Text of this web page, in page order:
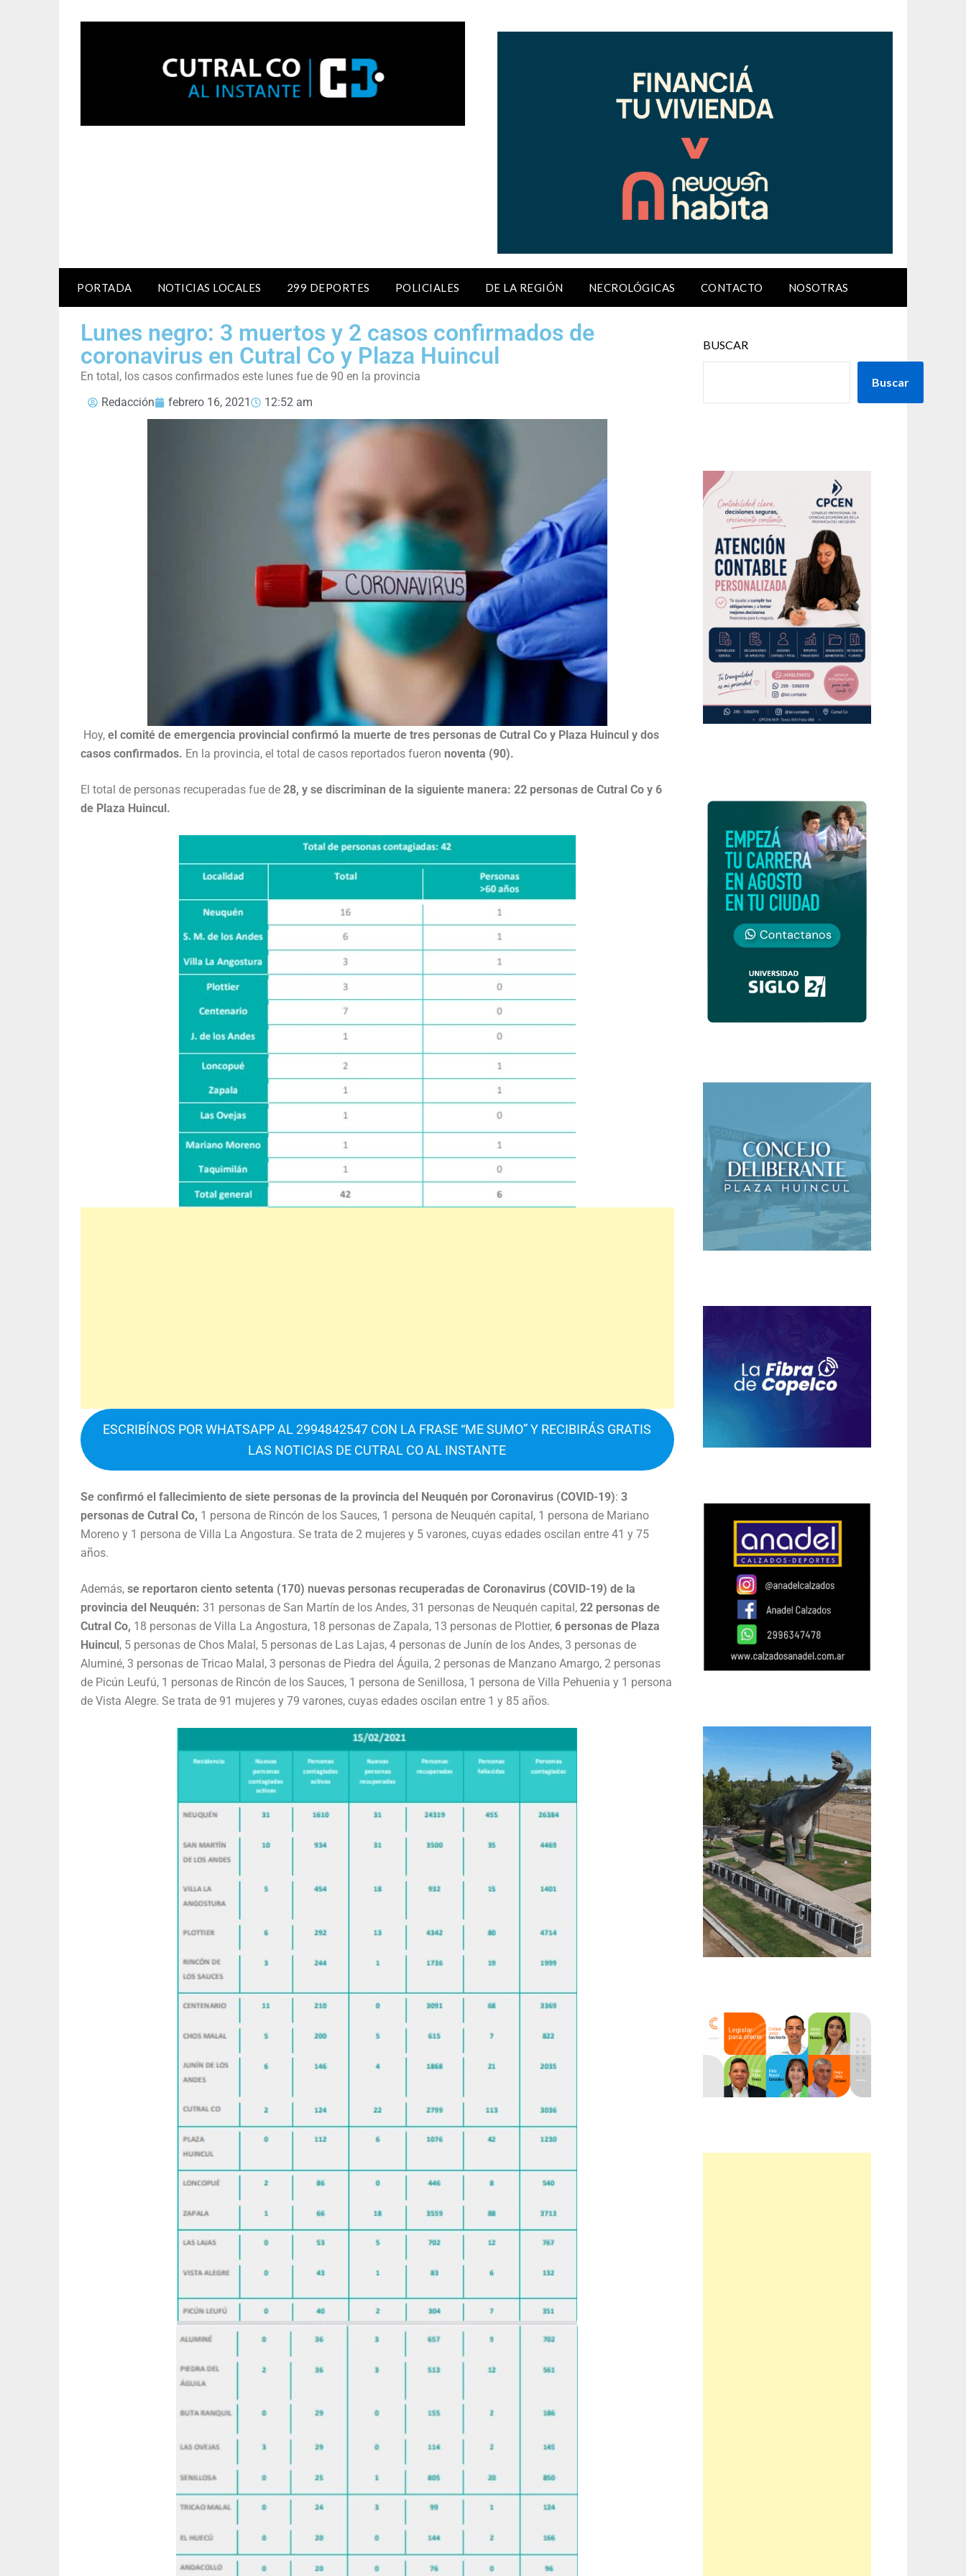
PORTADA NOTICIAS LOCALES 299 DEPORTES POLICIALES DE LA REGIÓN NECROLÓGICAS CONTACTO NOSOTRAS
Lunes negro: 3 muertos y 2 casos confirmados de
coronavirus en Cutral Co y Plaza Huincul
En total, los casos confirmados este lunes fue de 90 en la provincia
Redacción
febrero 16, 2021 12:52 am
Hoy, el comité de emergencia provincial confirmó la muerte de tres personas de Cutral Co y Plaza Huincul y dos
casos confirmados. En la provincia, el total de casos reportados fueron noventa (90).
El total de personas recuperadas fue de 28, y se discriminan de la siguiente manera: 22 personas de Cutral Co y 6
de Plaza Huincul.
ESCRIBÍNOS POR WHATSAPP AL 2994842547 CON LA FRASE “ME SUMO” Y RECIBIRÁS GRATIS
LAS NOTICIAS DE CUTRAL CO AL INSTANTE
Se confirmó el fallecimiento de siete personas de la provincia del Neuquén por Coronavirus (COVID-19): 3
personas de Cutral Co, 1 persona de Rincón de los Sauces, 1 persona de Neuquén capital, 1 persona de Mariano
Moreno y 1 persona de Villa La Angostura. Se trata de 2 mujeres y 5 varones, cuyas edades oscilan entre 41 y 75
años.
Además, se reportaron ciento setenta (170) nuevas personas recuperadas de Coronavirus (COVID-19) de la
provincia del Neuquén: 31 personas de San Martín de los Andes, 31 personas de Neuquén capital, 22 personas de
Cutral Co, 18 personas de Villa La Angostura, 18 personas de Zapala, 13 personas de Plottier, 6 personas de Plaza
Huincul, 5 personas de Chos Malal, 5 personas de Las Lajas, 4 personas de Junín de los Andes, 3 personas de
Aluminé, 3 personas de Tricao Malal, 3 personas de Piedra del Águila, 2 personas de Manzano Amargo, 2 personas
de Picún Leufú, 1 personas de Rincón de los Sauces, 1 persona de Senillosa, 1 persona de Villa Pehuenia y 1 persona
de Vista Alegre. Se trata de 91 mujeres y 79 varones, cuyas edades oscilan entre 1 y 85 años.
BUSCAR
Buscar